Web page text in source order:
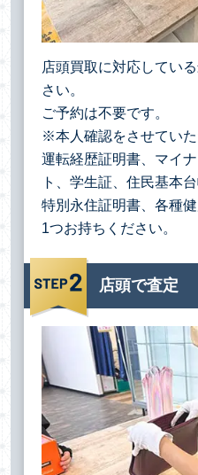
店頭買取に対応してい
さい。
ご予約は不要です。
※本人確認をさせていた
運転経歴証明書、マイ
ト、学生証、住民基本
特別永住証明書、各種
1つお持ちください。
店頭で査定